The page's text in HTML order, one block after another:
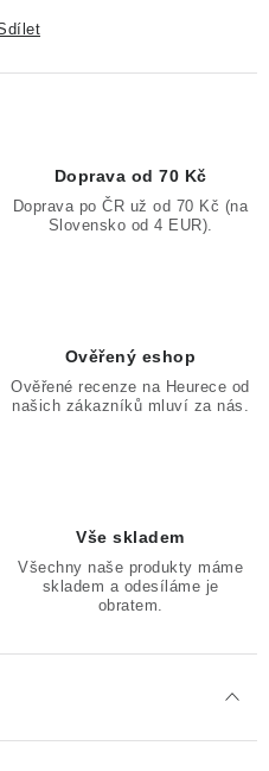
Doprava od 70 Kč
Doprava po ČR už od 70 Kč (na
Slovensko od 4 EUR).
Ověřený eshop
Ověřené recenze na Heurece od
našich zákazníků mluví za nás.
Vše skladem
Všechny naše produkty máme
skladem a odesíláme je
obratem.